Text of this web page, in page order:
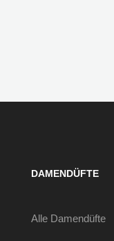
DAMENDÜFTE
Alle Damendüfte